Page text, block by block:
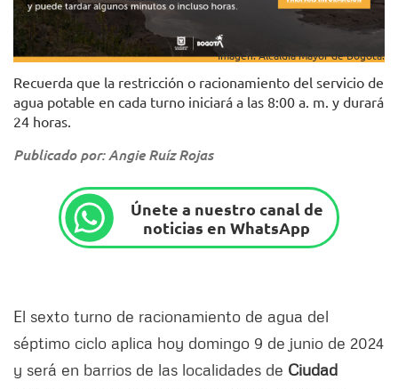
Imagen: Alcaldía Mayor de Bogotá.
Recuerda que la restricción o racionamiento del servicio de
agua potable en cada turno iniciará a las 8:00 a. m. y durará
24 horas.
Publicado por: Angie Ruíz Rojas
Únete a nuestro canal de
noticias en WhatsApp
El sexto turno de racionamiento de agua del
séptimo ciclo aplica hoy domingo 9 de junio de 2024
y será en barrios de las localidades de Ciudad